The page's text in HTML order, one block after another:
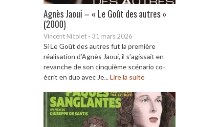
Agnès Jaoui – « Le Goût des autres »
(2000)
Vincent Nicolet - 31 mars 2026
Si Le Goût des autres fut la première
réalisation d’Agnès Jaoui, il s’agissait en
revanche de son cinquième scénario co-
écrit en duo avec Je...Lire la suite